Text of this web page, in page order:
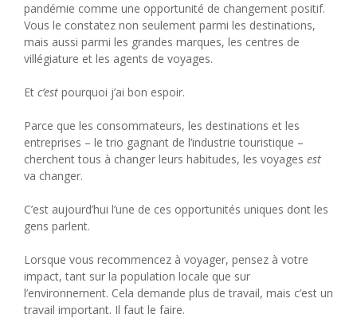
pandémie comme une opportunité de changement positif.
Vous le constatez non seulement parmi les destinations,
mais aussi parmi les grandes marques, les centres de
villégiature et les agents de voyages.
Et c’est pourquoi j’ai bon espoir.
Parce que les consommateurs, les destinations et les
entreprises – le trio gagnant de l’industrie touristique –
cherchent tous à changer leurs habitudes, les voyages est
va changer.
C’est aujourd’hui l’une de ces opportunités uniques dont les
gens parlent.
Lorsque vous recommencez à voyager, pensez à votre
impact, tant sur la population locale que sur
l’environnement. Cela demande plus de travail, mais c’est un
travail important. Il faut le faire.